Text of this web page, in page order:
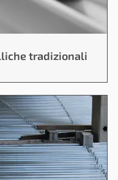
tradizionali